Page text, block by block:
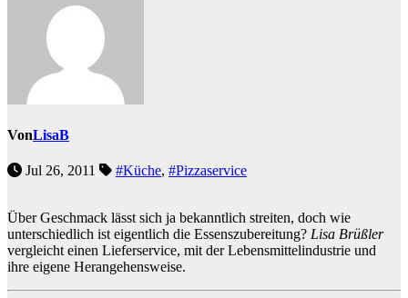
VonLisaB
Jul 26, 2011 #Küche, #Pizzaservice
Über Geschmack lässt sich ja bekanntlich streiten, doch wie
unterschiedlich ist eigentlich die Essenszubereitung? Lisa Brüßler
vergleicht einen Lieferservice, mit der Lebensmittelindustrie und
ihre eigene Herangehensweise.